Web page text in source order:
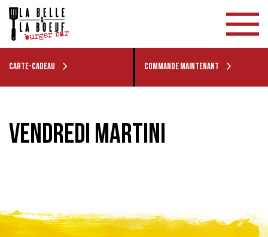
CARTE-CADEAU COMMANDE MAINTENANT
VENDREDI MARTINI